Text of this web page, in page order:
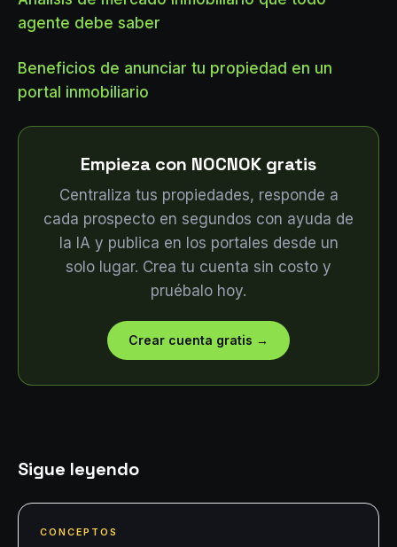
agente debe saber
Beneficios de anunciar tu propiedad en un
portal inmobiliario
Empieza con NOCNOK gratis
Centraliza tus propiedades, responde a
cada prospecto en segundos con ayuda de
la IA y publica en los portales desde un
solo lugar. Crea tu cuenta sin costo y
pruébalo hoy.
Crear cuenta gratis →
Sigue leyendo
CONCEPTOS